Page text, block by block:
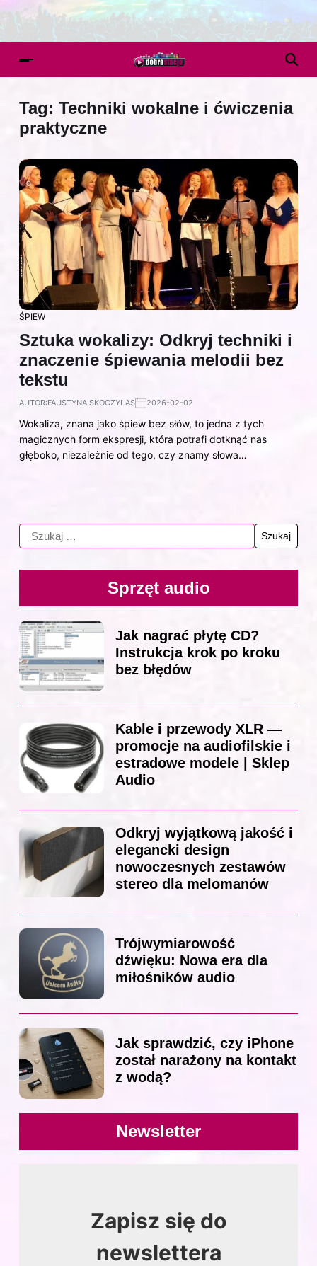
Tag: Techniki wokalne i ćwiczenia
praktyczne
ŚPIEW
Sztuka wokalizy: Odkryj techniki i
znaczenie śpiewania melodii bez
tekstu
AUTOR:FAUSTYNA SKOCZYLAS 2026-02-02
Wokaliza, znana jako śpiew bez słów, to jedna z tych
magicznych form ekspresji, która potrafi dotknąć nas
głęboko, niezależnie od tego, czy znamy słowa…
Sprzęt audio
Jak nagrać płytę CD?
Instrukcja krok po kroku
bez błędów
Kable i przewody XLR —
promocje na audiofilskie i
estradowe modele | Sklep
Audio
Odkryj wyjątkową jakość i
elegancki design
nowoczesnych zestawów
stereo dla melomanów
Trójwymiarowość
dźwięku: Nowa era dla
miłośników audio
Jak sprawdzić, czy iPhone
został narażony na kontakt
z wodą?
Newsletter
Zapisz się do
newslettera